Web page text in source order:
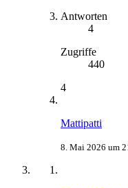
Antworten
4
Zugriffe
440
4
Mattipatti
8. Mai 2026 um